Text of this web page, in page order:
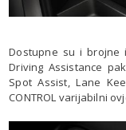
Dostupne su i brojne
Driving Assistance
Spot Assist, Lane
CONTROL varijabilni